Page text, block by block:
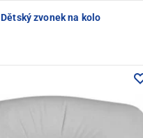
Dětský zvonek na kolo